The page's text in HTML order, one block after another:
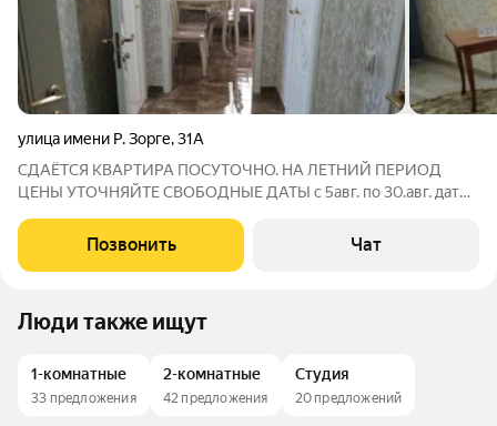
улица имени Р. Зорге,31А
СДАЁТСЯ КВАРТИРА ПОСУТОЧНО. НА ЛЕТНИЙ ПЕРИОД
ЦЕНЫ УТОЧНЯЙТЕ СВОБОДНЫЕ ДАТЫ с 5авг. по 30.авг. даты
ИНТЕРЕСУЮЩИЕ ВАС ВОПРОСЫ, Квартира от собственника
2-х комнатная квартира Со всеми удобствами
Позвонить Чат
Люди также ищут
1-комнатные
33 предложения
2-комнатные
42 предложения
Студия
20 предложений